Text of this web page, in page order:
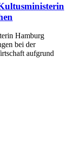
Hamburg
bei der
aufgrund